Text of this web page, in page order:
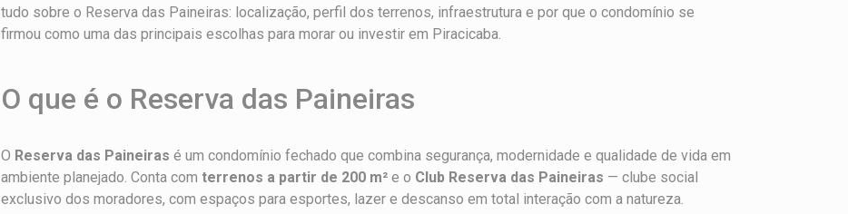
tudo sobre o Reserva das Paineiras: localização, perfil dos terrenos, infraestrutura e por que o condomínio se
firmou como uma das principais escolhas para morar ou investir em Piracicaba.
O que é o Reserva das Paineiras
O Reserva das Paineiras é um condomínio fechado que combina segurança, modernidade e qualidade de vida em
ambiente planejado. Conta com terrenos a partir de 200 m² e o Club Reserva das Paineiras — clube social
exclusivo dos moradores, com espaços para esportes, lazer e descanso em total interação com a natureza.